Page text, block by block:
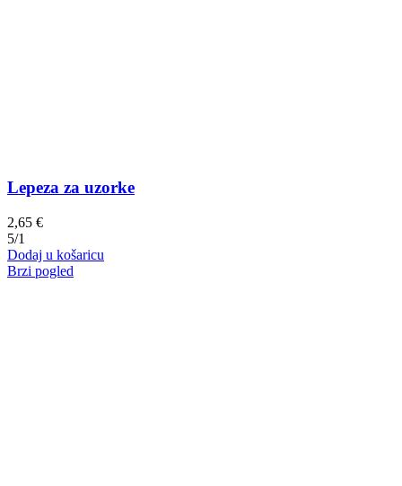
Lepeza za uzorke
2,65 €
5/1
Dodaj u košaricu
Brzi pogled